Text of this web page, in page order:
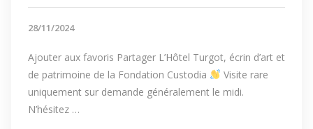
28/11/2024
Ajouter aux favoris Partager L’Hôtel Turgot, écrin d’art et
de patrimoine de la Fondation Custodia
Visite rare
uniquement sur demande généralement le midi.
N’hésitez …